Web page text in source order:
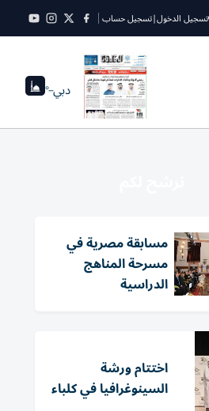
تسجيل الدخول|تسجيل حساب
دبي--°
مسابقة مصرية في
مسرحة المناهج
الدراسية
اختتام ورشة
السينوغرافيا في كلباء